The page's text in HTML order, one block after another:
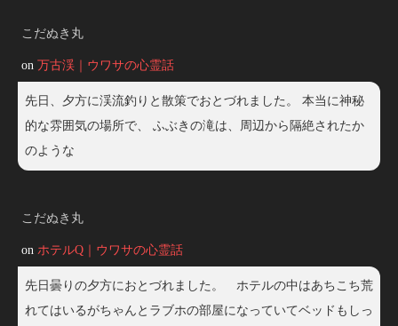
こだぬき丸
on 万古渓｜ウワサの心霊話
先日、夕方に渓流釣りと散策でおとづれました。 本当に神秘
的な雰囲気の場所で、 ふぶきの滝は、周辺から隔絶されたか
のような
こだぬき丸
on ホテルQ｜ウワサの心霊話
先日曇りの夕方におとづれました。 ホテルの中はあちこち荒
れてはいるがちゃんとラブホの部屋になっていてベッドもしっ